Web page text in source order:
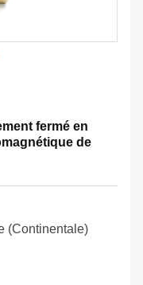
fermé en
de
(continentale)